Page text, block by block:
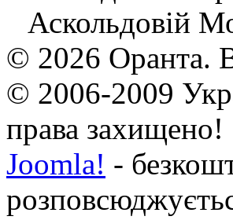
Аскольдовій
© 2026 Оранта.
© 2006-2009
права захищено!
Joomla! -